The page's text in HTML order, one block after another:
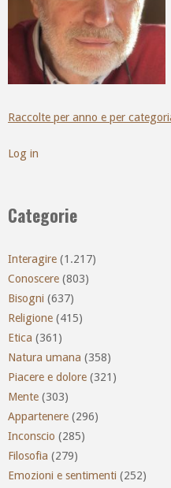
Raccolte per anno e per
Log in
Categorie
Interagire (1.217)
Conoscere (803)
Bisogni (637)
Religione (415)
Etica (361)
Natura umana (358)
Piacere e dolore (321)
Mente (303)
Appartenere (296)
Inconscio (285)
Filosofia (279)
Emozioni e sentimenti (252)